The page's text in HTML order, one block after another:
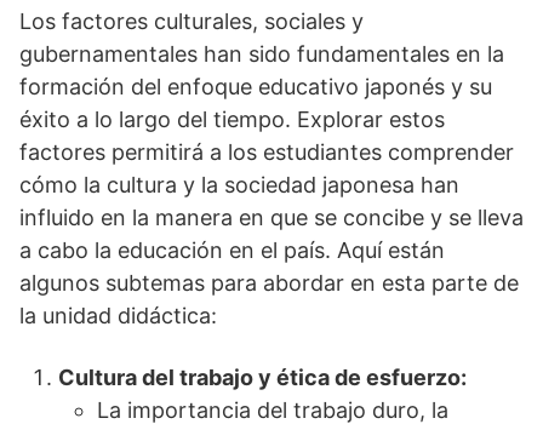
Los factores culturales, sociales y
gubernamentales han sido fundamentales en la
formación del enfoque educativo japonés y su
éxito a lo largo del tiempo. Explorar estos
factores permitirá a los estudiantes comprender
cómo la cultura y la sociedad japonesa han
influido en la manera en que se concibe y se lleva
a cabo la educación en el país. Aquí están
algunos subtemas para abordar en esta parte de
la unidad didáctica:
Cultura del trabajo y ética de esfuerzo:
La importancia del trabajo duro, la